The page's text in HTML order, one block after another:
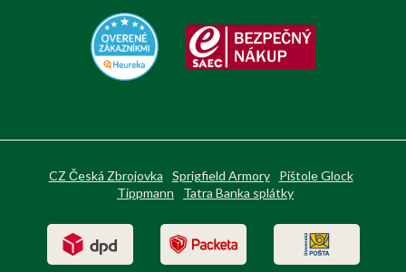
CZ Česká Zbrojovka Sprigfield Armory
Pištole Glock
Tippmann
Tatra Banka splátky